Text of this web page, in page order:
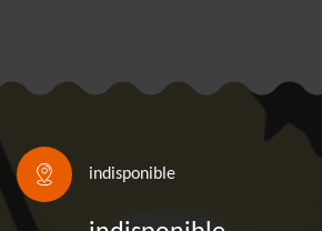
indisponible